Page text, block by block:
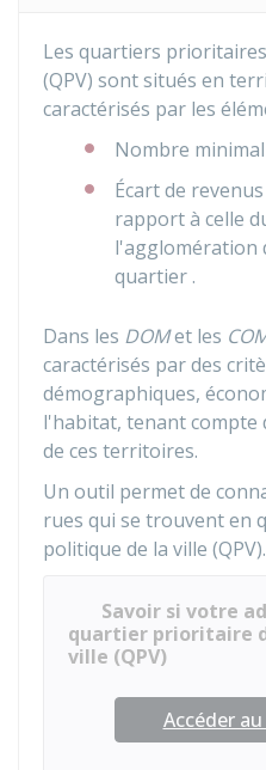
Les quartiers
(QPV) sont situés en
caractérisés par les
Nombre
Écart de
rapport à celle
l'agglomération
quartier .
Dans les DOMet les
caractérisés par des
démographiques,
l'habitat, tenant compte
de ces territoires.
Un outil permet de
rues qui se trouvent en
politique de la ville (QPV).
Savoir si votre
quartier prioritaire
ville (QPV)
Accéder